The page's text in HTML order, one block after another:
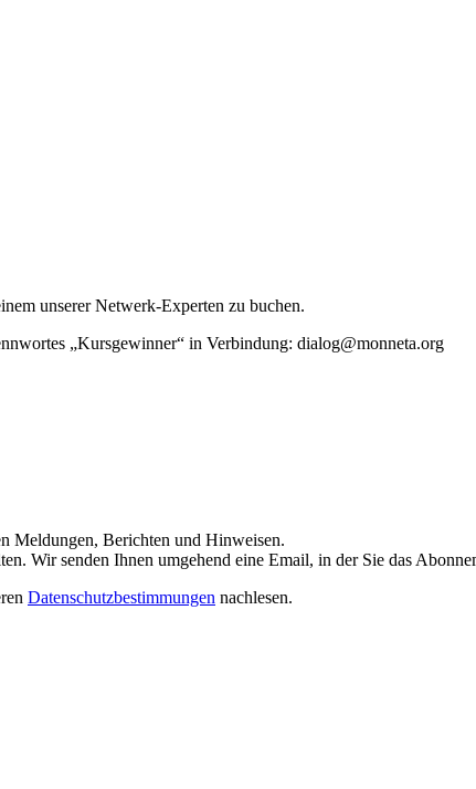
unserer Netwerk-Experten zu buchen.
„Kursgewinner“ in Verbindung: dialog@monneta.org
Meldungen, Berichten und Hinweisen.
Wir senden Ihnen umgehend eine Email, in der Sie das
Datenschutzbestimmungen nachlesen.